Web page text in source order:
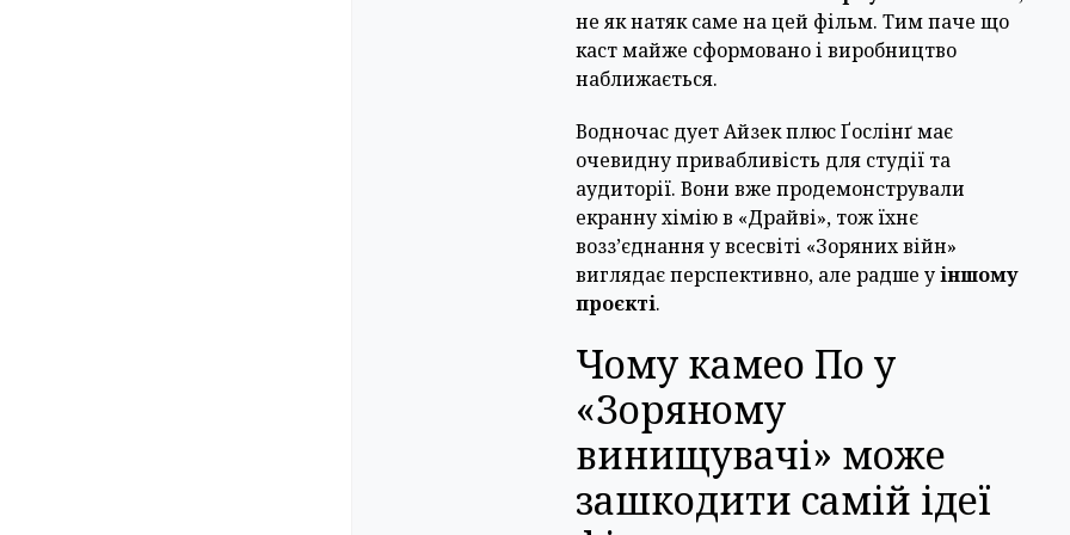
не як натяк саме на цей фільм. Тим паче що
каст майже сформовано і виробництво
наближається.
Водночас дует Айзек плюс Ґослінґ має
очевидну привабливість для студії та
аудиторії. Вони вже продемонстрували
екранну хімію в «Драйві», тож їхнє
возз’єднання у всесвіті «Зоряних війн»
виглядає перспективно, але радше уіншому
проєкті.
Чому камео По у
«Зоряному
винищувачі» може
зашкодити самій ідеї